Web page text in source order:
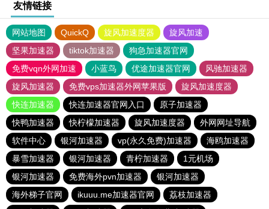
友情链接
网站地图 QuickQ 旋风加速度器
旋风加速
坚果加速器
tiktok加速器
狗急加速器官网
免费vqn外网加速
小蓝鸟 优途加速器官网
风驰加速器
旋风加速器
免费vps加速器外网苹果版
旋风加速度器
快连加速器
快连加速器官网入口
原子加速器
快鸭加速器
快柠檬加速器 旋风加速度器
外网网址导航
软件中心
银河加速器 vp(永久免费)加速器
海鸥加速器
暴雪加速器
银河加速器 青柠加速器
1元机场
银河加速器
免费海外pvn加速器
银河加速器
海外梯子官网
ikuuu.me加速器官网
荔枝加速器